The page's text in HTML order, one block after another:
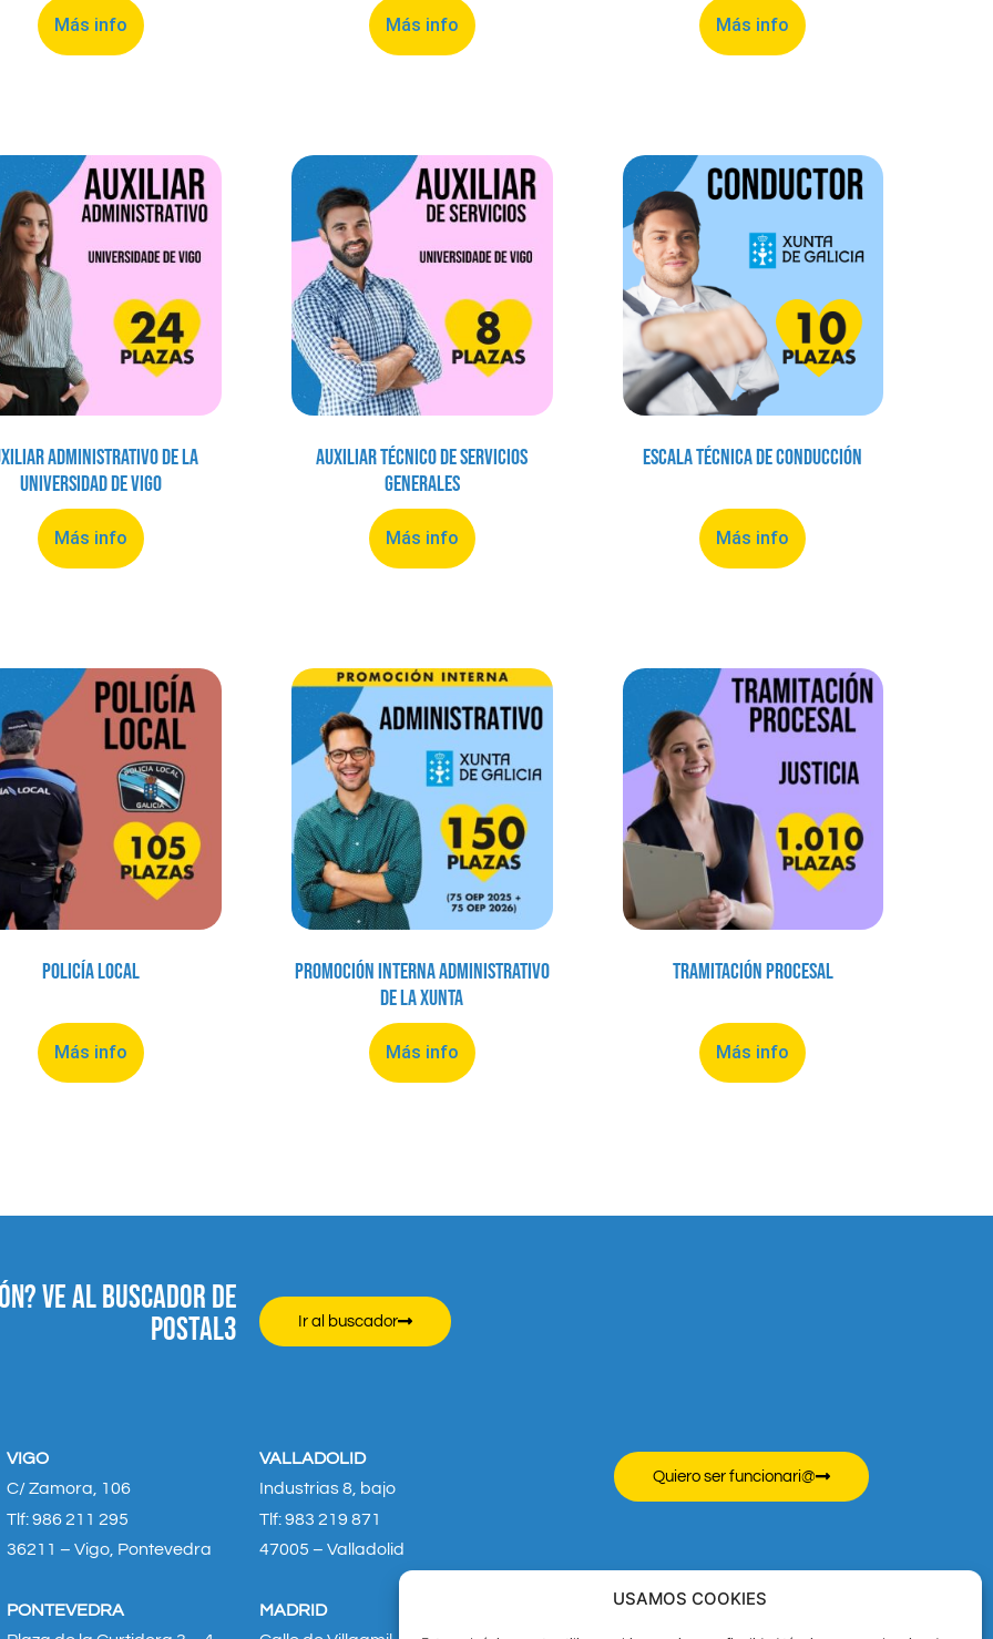
USAMOS COOKIES
Más info Más info Más info
Administrativo de la
Universidad de Vigo
Más info
Auxiliar Técnico de Servicios
Generales
Más info
Escala Técnica de Conducción
Más info
Policía Local
Más info
Promoción Interna Administrativo
de la Xunta
Más info
Tramitación Procesal
Más info
VE AL BUSCADOR DE
POSTAL3
Ir al buscador
VIGO
C/ Zamora, 106
Tlf: 986 211 295
36211 – Vigo, Pontevedra
PONTEVEDRA
VALLADOLID
Industrias 8, bajo
Tlf: 983 219 871
47005 – Valladolid
MADRID
Quiero ser funcionari@